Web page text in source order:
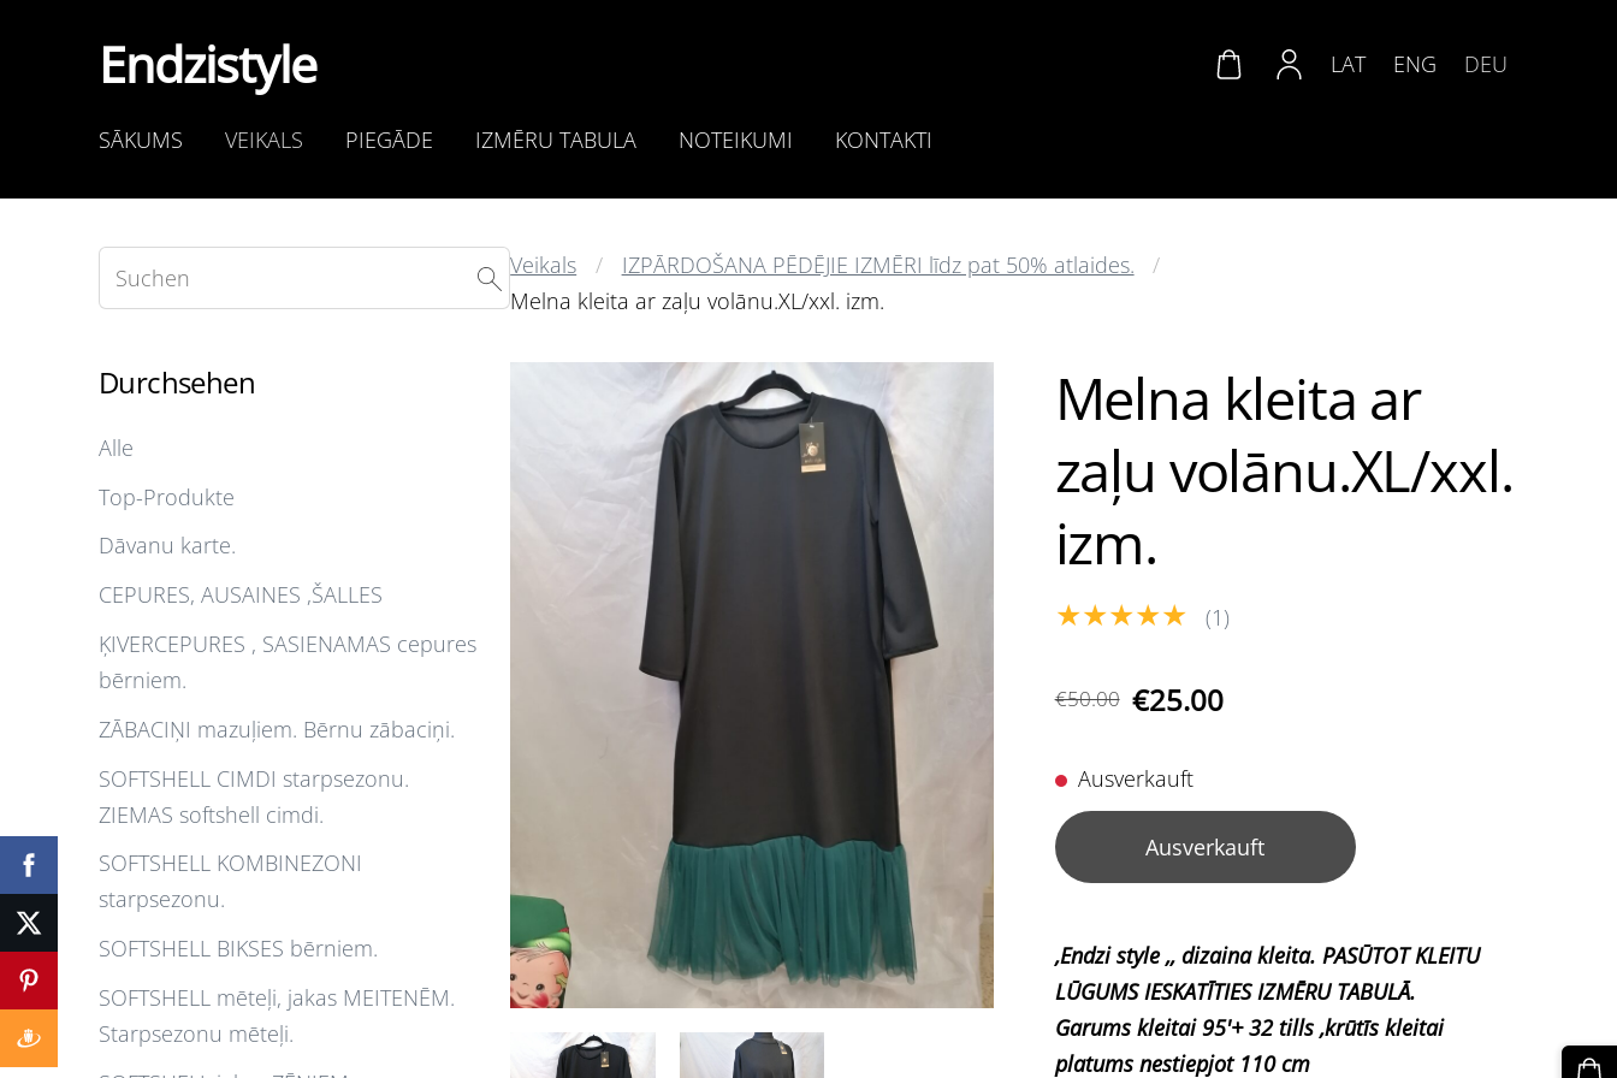
Endzistyle
SĀKUMS VEIKALS PIEGĀDE IZMĒRU TABULA NOTEIKUMI KONTAKTI
LAT ENG DEU
Durchsehen
Alle
Top-Produkte
Dāvanu karte.
CEPURES, AUSAINES ,ŠALLES
ĶIVERCEPURES , SASIENAMAS cepures
bērniem.
ZĀBACIŅI mazuļiem. Bērnu zābaciņi.
SOFTSHELL CIMDI starpsezonu.
ZIEMAS softshell cimdi.
SOFTSHELL KOMBINEZONI
starpsezonu.
SOFTSHELL BIKSES bērniem.
SOFTSHELL mēteļi, jakas MEITENĒM.
Starpsezonu mēteļi.
Veikals
IZPĀRDOŠANA PĒDĒJIE IZMĒRI līdz pat 50% atlaides.
Melna kleita ar zaļu volānu.XL/xxl. izm.
Melna kleita ar
zaļu volānu.XL/xxl.
izm.
★★★★★ (1)
€50.00 €25.00
Ausverkauft
Ausverkauft
,Endzi style ,, dizaina kleita. PASŪTOT KLEITU
LŪGUMS IESKATĪTIES IZMĒRU TABULĀ.
Garums kleitai 95'+ 32 tills ,krūtīs kleitai
platums nestiepjot 110 cm